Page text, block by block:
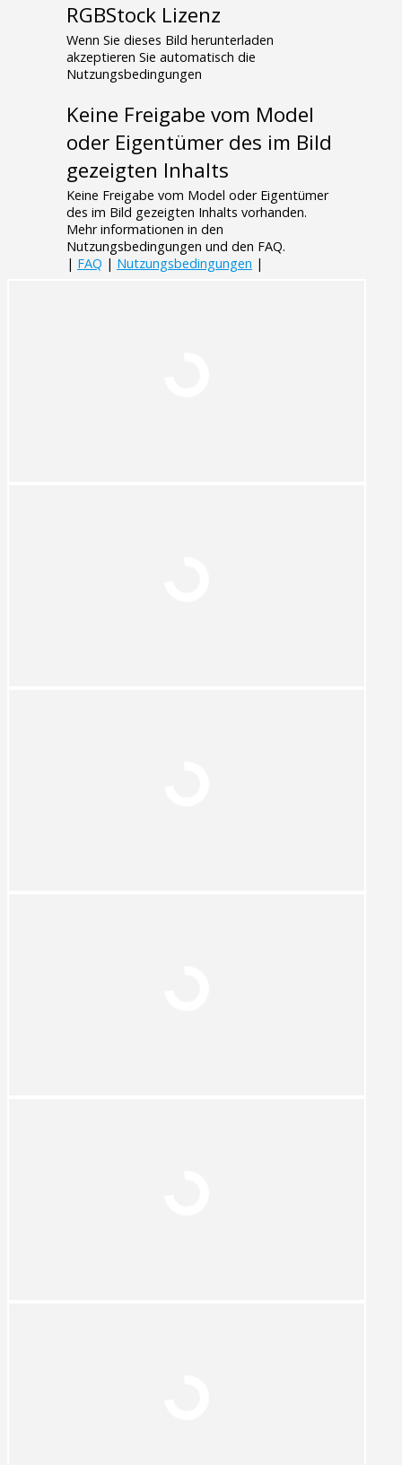
RGBStock Lizenz
Wenn Sie dieses Bild herunterladen
akzeptieren Sie automatisch die
Nutzungsbedingungen
Keine Freigabe vom Model
oder Eigentümer des im Bild
gezeigten Inhalts
Keine Freigabe vom Model oder Eigentümer
des im Bild gezeigten Inhalts vorhanden.
Mehr informationen in den
Nutzungsbedingungen und den FAQ.
| FAQ | Nutzungsbedingungen |